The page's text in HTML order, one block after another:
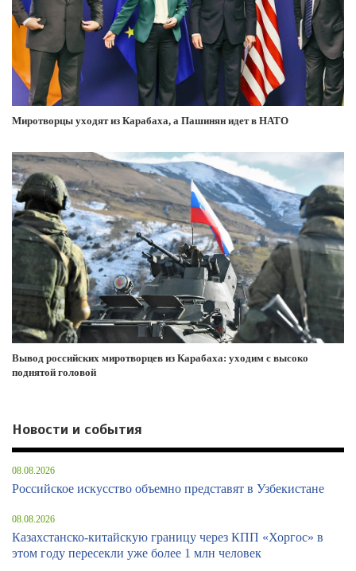
Миротворцы уходят из Карабаха, а Пашинян идет в НАТО
Вывод российских миротворцев из Карабаха: уходим с высоко
поднятой головой
Новости и события
08.08.2026
Российское искусство объемно представят в Узбекистане
08.08.2026
Казахстанско-китайскую границу через КПП «Хоргос» в
этом году пересекли уже более 1 млн человек